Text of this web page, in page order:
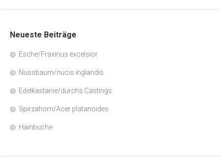
Neueste Beiträge
Esche/Fraxinus excelsior
Nussbaum/nucis inglandis
Edelkastanie/durchs Castings
Spirzahorn/Acer platanoides
Hainbuche